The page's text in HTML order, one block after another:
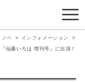
ベ
インフォメーション
仙臺いろは 増刊号』に出演！